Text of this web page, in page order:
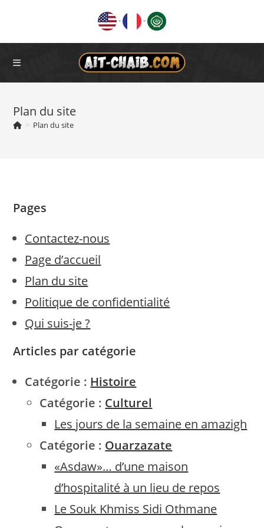
- -
Plan du site
> Plan du site
Pages
Contactez-nous
Page d’accueil
Plan du site
Politique de confidentialité
Qui suis-je ?
Articles par catégorie
Catégorie : Histoire
Catégorie : Culturel
Les jours de la semaine en amazigh
Catégorie : Ouarzazate
«Asdaw»… d’une maison
d’hospitalité à un lieu de repos
Le Souk Khmiss Sidi Othmane